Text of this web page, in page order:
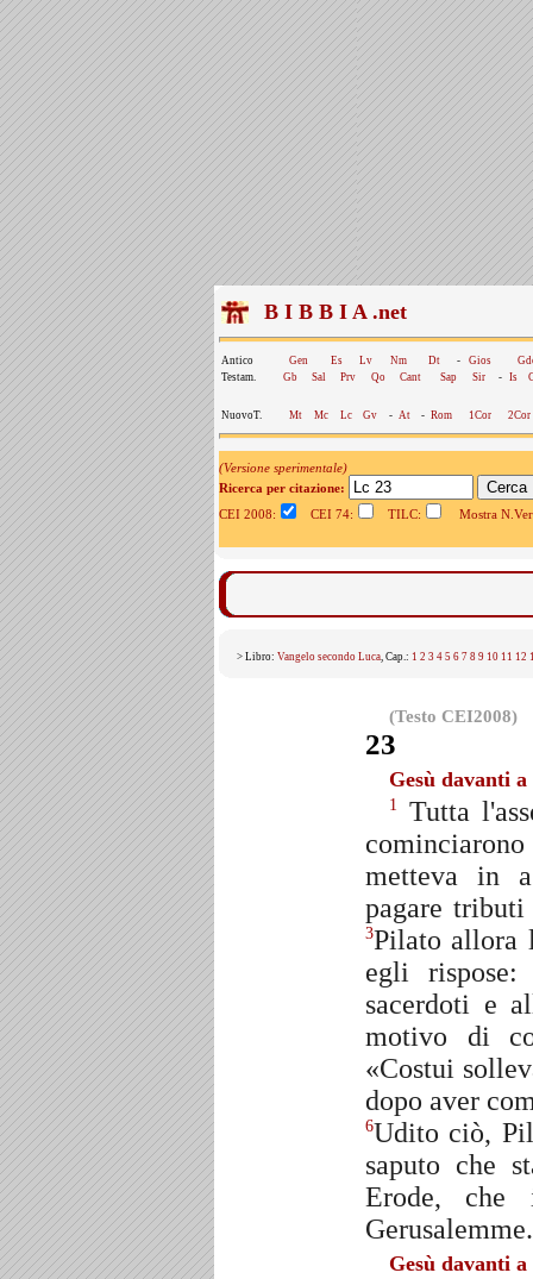
B I B B I A .net
Antico Gen Es Lv Nm Dt - Gios
Testam.
Gb Sal Prv Qo Cant Sap Sir - Is
NuovoT. Mt Mc Lc Gv - At - Rom 1Cor 2Cor
(Versione sperimentale)
Ricerca per citazione:
CEI 2008:
CEI 74: TILC: Mostra
> Libro: Vangelo secondo Luca, Cap.: 1 2 3 4 5 6 7 8 9 10 11 12
(Testo CEI2008)
23
Gesù davanti
1
Tutta
metteva in
pagare tributi
3Pilato allora
egli
sacerdoti e
motivo di
«Costui
dopo aver
6Udito ciò,
saputo che
Erode,
Gerusalemme.
Gesù davanti